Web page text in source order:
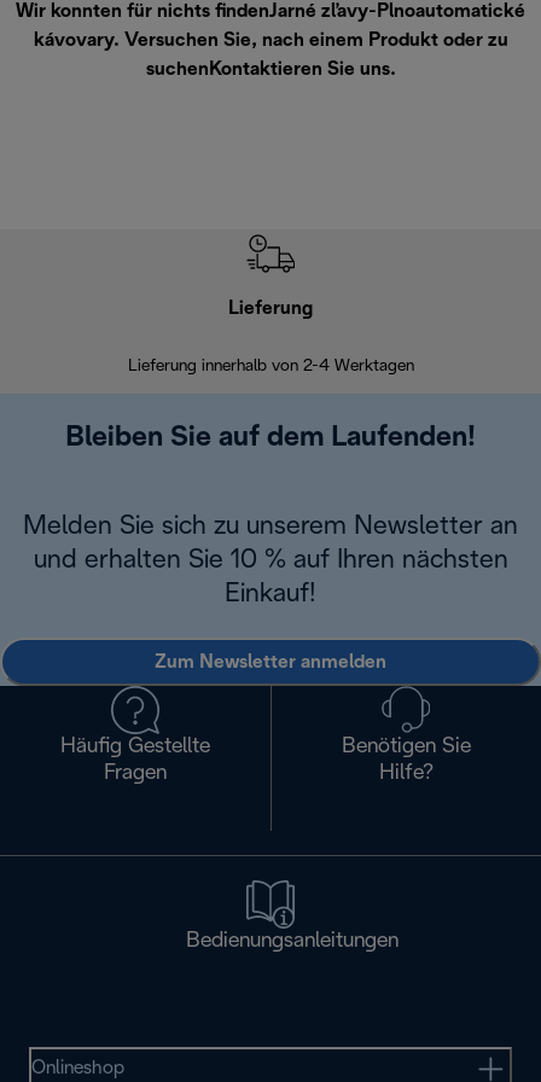
Wir konnten für nichts findenJarné zľavy-Plnoautomatické
kávovary. Versuchen Sie, nach einem Produkt oder zu
suchen Kontaktieren Sie uns.
Lieferung
Lieferung innerhalb von 2-4 Werktagen
Bleiben Sie auf dem Laufenden!
Melden Sie sich zu unserem Newsletter an
und erhalten Sie 10 % auf Ihren nächsten
Einkauf!
Zum Newsletter anmelden
Häufig Gestellte
Fragen
Benötigen Sie
Hilfe?
Bedienungsanleitungen
Onlineshop